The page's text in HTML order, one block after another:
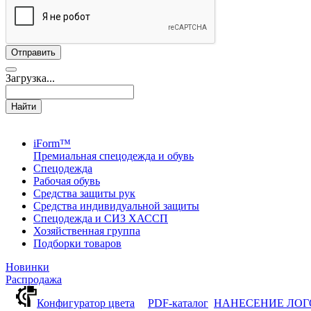
Загрузка...
Найти
iForm™
Премиальная спецодежда и обувь
Спецодежда
Рабочая обувь
Средства защиты рук
Средства индивидуальной защиты
Спецодежда и СИЗ ХАССП
Хозяйственная группа
Подборки товаров
Новинки
Распродажа
Конфигуратор цвета
PDF-каталог НАНЕСЕНИЕ